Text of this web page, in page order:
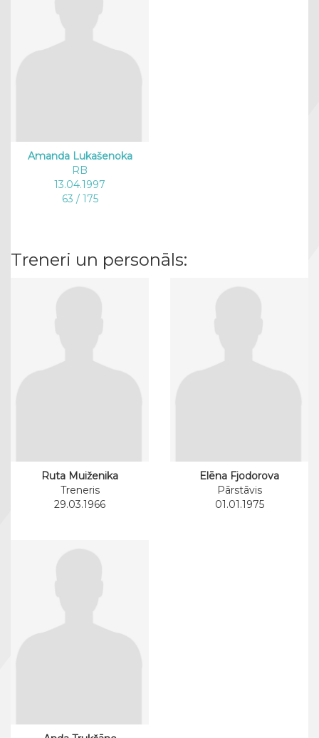
Amanda Lukašenoka
RB
13.04.1997
63 / 175
Treneri un personāls:
Ruta Muiženika
Treneris
29.03.1966
Elēna Fjodorova
Pārstāvis
01.01.1975